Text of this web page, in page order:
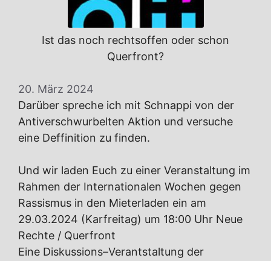
Ist das noch rechtsoffen oder schon
Querfront?
20. März 2024
Darüber spreche ich mit Schnappi von der
Antiverschwurbelten Aktion und versuche
eine Deffinition zu finden.
Und wir laden Euch zu einer Veranstaltung im
Rahmen der Internationalen Wochen gegen
Rassismus in den Mieterladen ein am
29.03.2024 (Karfreitag) um 18:00 Uhr Neue
Rechte / Querfront
Eine Diskussions–Verantstaltung der